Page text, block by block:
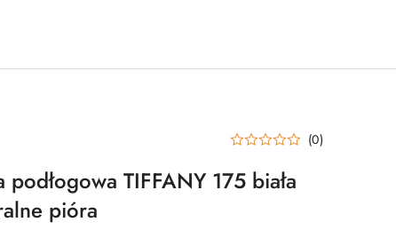
(0)
TIFFANY 175 biała
pióra